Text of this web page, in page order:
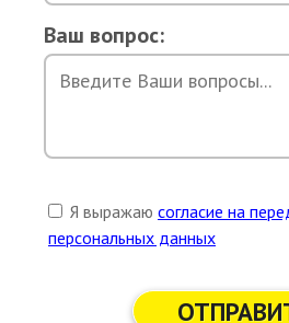
Ваш вопрос:
Я выражаю согласие на
персональных данных